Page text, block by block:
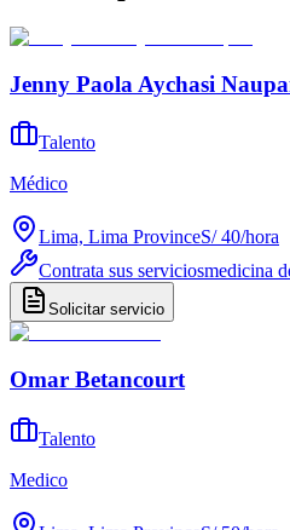
Jenny Paola Aychasi
Talento
Médico
Lima, Lima ProvinceS/ 40/hora
Contrata sus serviciosmedicina
Solicitar servicio
Omar Betancourt
Talento
Medico